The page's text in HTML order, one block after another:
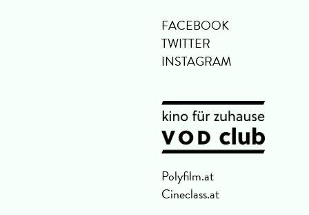
FACEBOOK
TWITTER
INSTAGRAM
Polyfilm.at
Cineclass.at